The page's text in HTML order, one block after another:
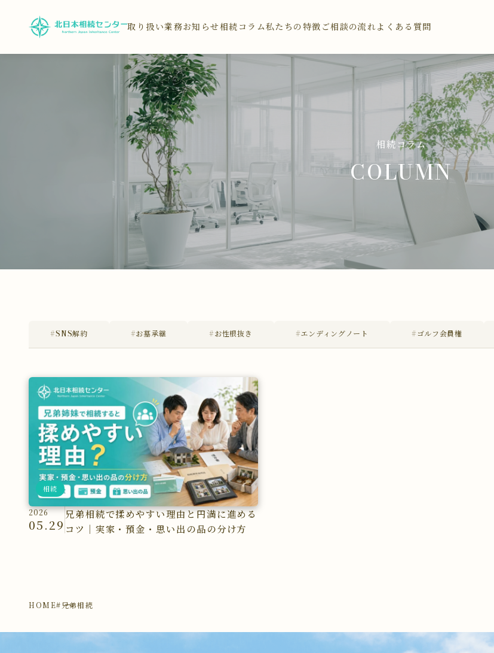
取り扱い業務お知らせ相続コラム私たちの特徴ご相談の流れよくある質問
相続コラム
COLUMN
#SNS解約 #お墓承継 #お性根抜き #エンディングノート #ゴルフ会員権
相続
2026
05.29
兄弟相続で揉めやすい理由と円満に進める
コツ｜実家・預金・思い出の品の分け方
HOME#兄弟相続